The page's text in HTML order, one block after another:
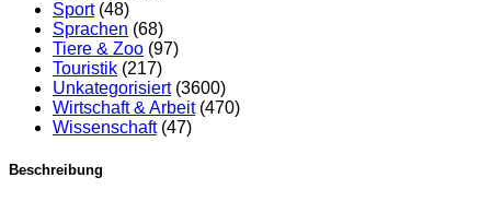
Sport (48)
Sprachen (68)
Tiere & Zoo (97)
Touristik (217)
Unkategorisiert (3600)
Wirtschaft & Arbeit (470)
Wissenschaft (47)
Beschreibung